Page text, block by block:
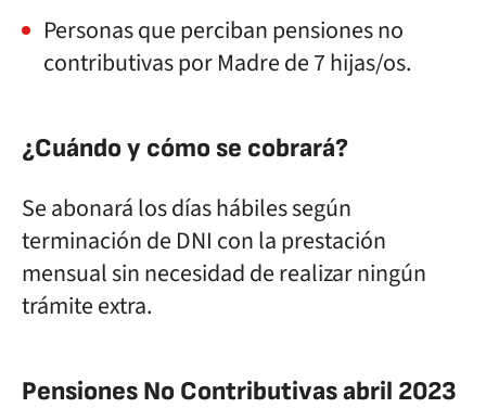
Personas que perciban pensiones no
contributivas por Madre de 7 hijas/os.
¿Cuándo y cómo se cobrará?
Se abonará los días hábiles según
terminación de DNI con la prestación
mensual sin necesidad de realizar ningún
trámite extra.
Pensiones No Contributivas abril 2023